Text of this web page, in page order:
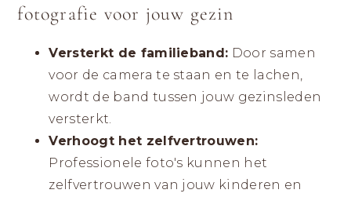
fotografie voor jouw gezin
Versterkt de familieband: Door samen
voor de camera te staan en te lachen,
wordt de band tussen jouw gezinsleden
versterkt.
Verhoogt het zelfvertrouwen:
Professionele foto's kunnen het
zelfvertrouwen van jouw kinderen en